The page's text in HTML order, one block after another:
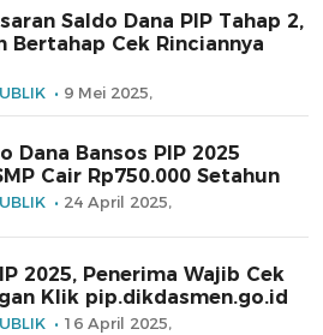
Saldo Dana PIP Tahap 2,
Bertahap Cek Rinciannya
9 Mei 2025,
Dana Bansos PIP 2025
Cair Rp750.000 Setahun
24 April 2025,
2025, Penerima Wajib Cek
Klik pip.dikdasmen.go.id
16 April 2025,